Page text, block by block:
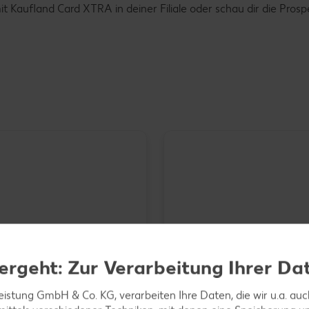
Card XTRA in deiner Filiale oder schau dir die
Packg.
7.34)
Ital. Mini-Wassermelone,
je Stück
Zur Verarbeitung Ihrer
GmbH & Co. KG, verarbeiten Ihre Daten, die wir u.a.